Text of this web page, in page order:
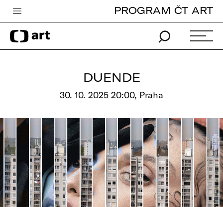
Česká televize
Zpravodajství
Pro děti
edu
Vše o ČT
PROGRAM ČT ART
DUENDE
30. 10. 2025 20:00, Praha